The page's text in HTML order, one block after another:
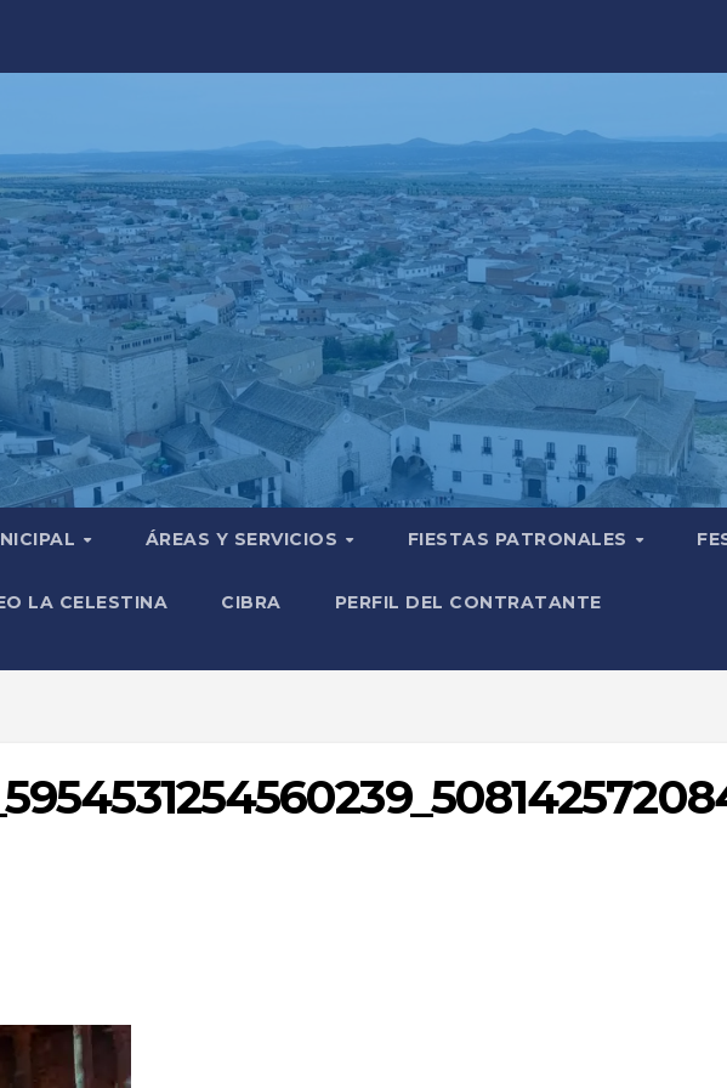
ÁREAS Y SERVICIOS FIESTAS PATRONALES
LA CELESTINA CIBRA PERFIL DEL CONTRATANTE